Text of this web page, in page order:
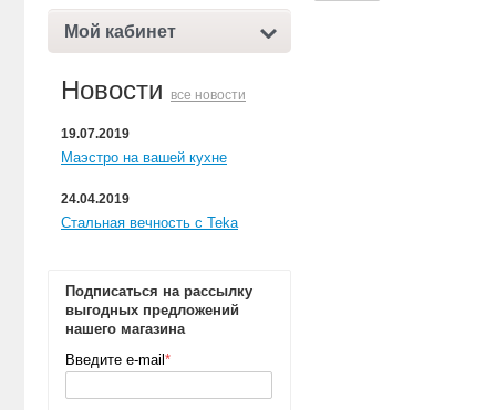
Мой кабинет
Новости все новости
19.07.2019
Маэстро на вашей кухне
24.04.2019
Стальная вечность с Teka
Подписаться на рассылку
выгодных предложений
нашего магазина
Введите e-mail *